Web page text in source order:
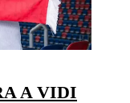
A VIDI